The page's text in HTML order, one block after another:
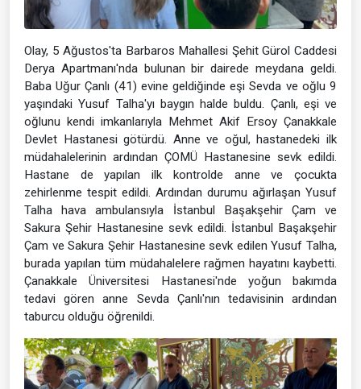
Olay, 5 Ağustos'ta Barbaros Mahallesi Şehit Gürol Caddesi
Derya Apartmanı'nda bulunan bir dairede meydana geldi.
Baba Uğur Çanlı (41) evine geldiğinde eşi Sevda ve oğlu 9
yaşındaki Yusuf Talha'yı baygın halde buldu. Çanlı, eşi ve
oğlunu kendi imkanlarıyla Mehmet Akif Ersoy Çanakkale
Devlet Hastanesi götürdü. Anne ve oğul, hastanedeki ilk
müdahalelerinin ardından ÇOMÜ Hastanesine sevk edildi.
Hastane de yapılan ilk kontrolde anne ve çocukta
zehirlenme tespit edildi. Ardından durumu ağırlaşan Yusuf
Talha hava ambulansıyla İstanbul Başakşehir Çam ve
Sakura Şehir Hastanesine sevk edildi. İstanbul Başakşehir
Çam ve Sakura Şehir Hastanesine sevk edilen Yusuf Talha,
burada yapılan tüm müdahalelere rağmen hayatını kaybetti.
Çanakkale Üniversitesi Hastanesi'nde yoğun bakımda
tedavi gören anne Sevda Çanlı'nın tedavisinin ardından
taburcu olduğu öğrenildi.